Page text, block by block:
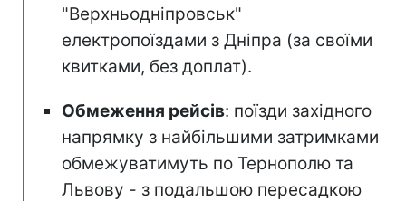
"Верхньодніпровськ"
електропоїздами з Дніпра (за своїми
квитками, без доплат).
Обмеження рейсів: поїзди західного
напрямку з найбільшими затримками
обмежуватимуть по Тернополю та
Львову - з подальшою пересадкою